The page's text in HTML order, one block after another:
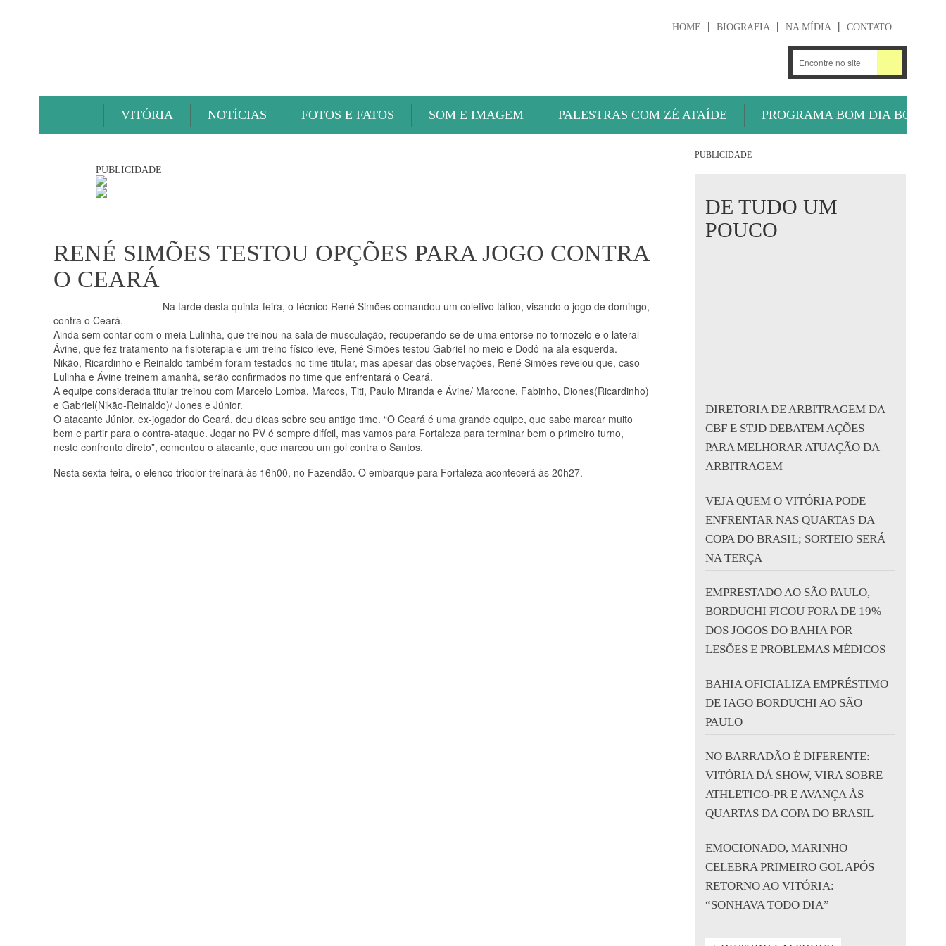
HOME BIOGRAFIA NA MÍDIA CONTATO
VITÓRIA NOTÍCIAS FOTOS E FATOS SOM E IMAGEM PALESTRAS COM ZÉ ATAÍDE PROGRAMA BOM DIA BOLA
PUBLICIDADE
RENÉ SIMÕES TESTOU OPÇÕES PARA JOGO CONTRA
O CEARÁ
Na tarde desta quinta-feira, o técnico René Simões comandou um coletivo tático, visando o jogo de domingo,
contra o Ceará.
Ainda sem contar com o meia Lulinha, que treinou na sala de musculação, recuperando-se de uma entorse no tornozelo e o lateral
Ávine, que fez tratamento na fisioterapia e um treino físico leve, René Simões testou Gabriel no meio e Dodô na ala esquerda.
Nikão, Ricardinho e Reinaldo também foram testados no time titular, mas apesar das observações, René Simões revelou que, caso
Lulinha e Ávine treinem amanhã, serão confirmados no time que enfrentará o Ceará.
A equipe considerada titular treinou com Marcelo Lomba, Marcos, Titi, Paulo Miranda e Ávine/ Marcone, Fabinho, Diones(Ricardinho)
e Gabriel(Nikão-Reinaldo)/ Jones e Júnior.
O atacante Júnior, ex-jogador do Ceará, deu dicas sobre seu antigo time. “O Ceará é uma grande equipe, que sabe marcar muito
bem e partir para o contra-ataque. Jogar no PV é sempre difícil, mas vamos para Fortaleza para terminar bem o primeiro turno,
neste confronto direto”, comentou o atacante, que marcou um gol contra o Santos.
Nesta sexta-feira, o elenco tricolor treinará às 16h00, no Fazendão. O embarque para Fortaleza acontecerá às 20h27.
PUBLICIDADE
DE TUDO UM
POUCO
DIRETORIA DE ARBITRAGEM DA
CBF E STJD DEBATEM AÇÕES
PARA MELHORAR ATUAÇÃO DA
ARBITRAGEM
VEJA QUEM O VITÓRIA PODE
ENFRENTAR NAS QUARTAS DA
COPA DO BRASIL; SORTEIO SERÁ
NA TERÇA
EMPRESTADO AO SÃO PAULO,
BORDUCHI FICOU FORA DE 19%
DOS JOGOS DO BAHIA POR
LESÕES E PROBLEMAS MÉDICOS
BAHIA OFICIALIZA EMPRÉSTIMO
DE IAGO BORDUCHI AO SÃO
PAULO
NO BARRADÃO É DIFERENTE:
VITÓRIA DÁ SHOW, VIRA SOBRE
ATHLETICO-PR E AVANÇA ÀS
QUARTAS DA COPA DO BRASIL
EMOCIONADO, MARINHO
CELEBRA PRIMEIRO GOL APÓS
RETORNO AO VITÓRIA:
“SONHAVA TODO DIA”